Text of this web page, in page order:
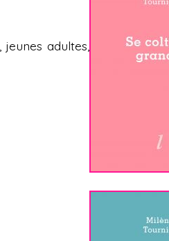
adultes,